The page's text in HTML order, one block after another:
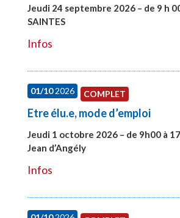
Jeudi 24 septembre 2026 – de 9 h
SAINTES
Infos
01/102026 COMPLET
Etre élu.e, mode d’emploi
Jeudi 1 octobre 2026 – de 9h00 à
Jean d’Angély
Infos